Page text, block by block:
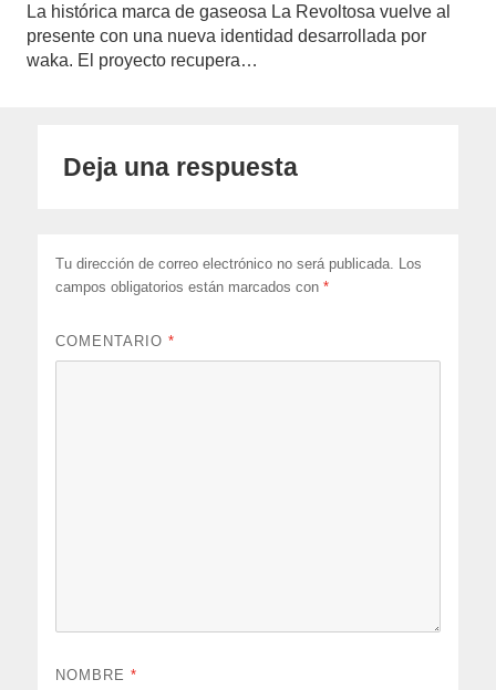
La histórica marca de gaseosa La Revoltosa vuelve al
presente con una nueva identidad desarrollada por
waka. El proyecto recupera…
Deja una respuesta
Tu dirección de correo electrónico no será publicada. Los
campos obligatorios están marcados con*
COMENTARIO*
NOMBRE*